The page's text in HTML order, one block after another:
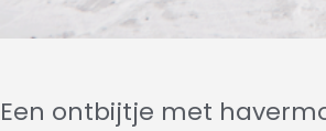
Een ontbijtje met